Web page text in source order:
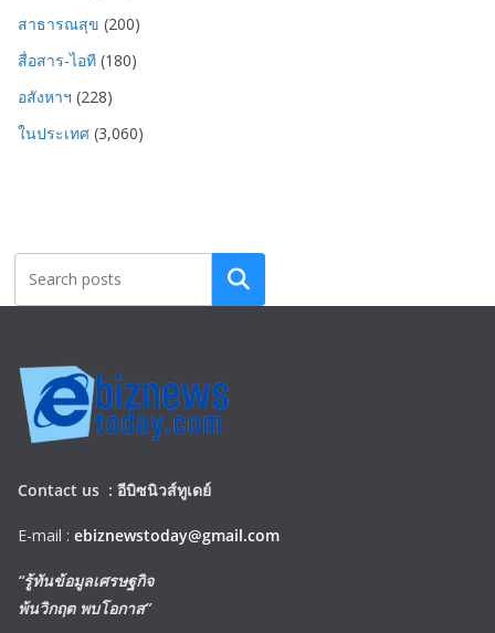
สาธารณสุข (200)
สื่อสาร-ไอที (180)
อสังหาฯ (228)
ในประเทศ (3,060)
Search
Contact us : อีบิซนิวส์ทูเดย์
E-mail : ebiznewstoday@gmail.com
“รู้ทันข้อมูลเศรษฐกิจ
พ้นวิกฤต พบโอกาส”